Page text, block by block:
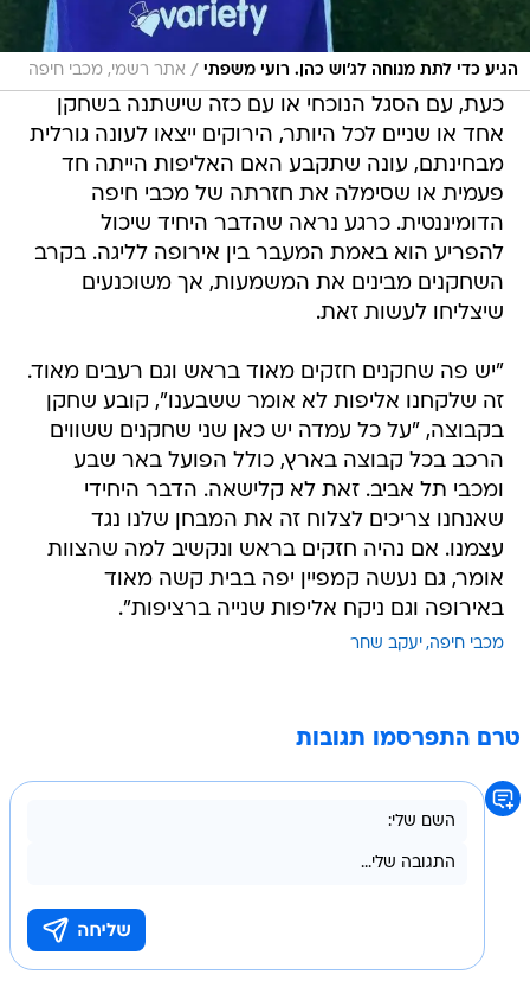
הגיע כדי לתת מנוחה לג'וש כהן. רועי משפתי / אתר רשמי, מכבי חיפה
כעת, עם הסגל הנוכחי או עם כזה שישתנה בשחקן
אחד או שניים לכל היותר, הירוקים ייצאו לעונה גורלית
מבחינתם, עונה שתקבע האם האליפות הייתה חד
פעמית או שסימלה את חזרתה של מכבי חיפה
הדומיננטית. כרגע נראה שהדבר היחיד שיכול
להפריע הוא באמת המעבר בין אירופה לליגה. בקרב
השחקנים מבינים את המשמעות, אך משוכנעים
שיצליחו לעשות זאת.
"יש פה שחקנים חזקים מאוד בראש וגם רעבים מאוד.
זה שלקחנו אליפות לא אומר ששבענו", קובע שחקן
בקבוצה, "על כל עמדה יש כאן שני שחקנים ששווים
הרכב בכל קבוצה בארץ, כולל הפועל באר שבע
ומכבי תל אביב. זאת לא קלישאה. הדבר היחידי
שאנחנו צריכים לצלוח זה את המבחן שלנו נגד
עצמנו. אם נהיה חזקים בראש ונקשיב למה שהצוות
אומר, גם נעשה קמפיין יפה בבית קשה מאוד
באירופה וגם ניקח אליפות שנייה ברציפות".
מכבי חיפה יעקב שחר
טרם התפרסמו תגובות